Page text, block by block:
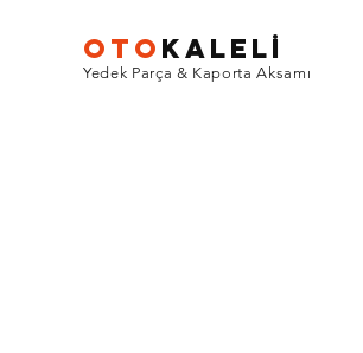
OTO KALELİ
Yedek Parça & Kaporta Aksamı